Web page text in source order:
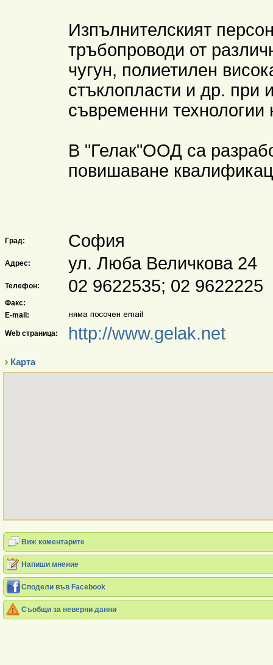
Изпълнителският
тръбопроводи от
чугун, полиетилен
стъклопласти и др. при
съвременни технологии
В "Гелак"ООД са
повишаване
Град: София
Адрес: ул. Люба Величкова 24
Телефон: 02 9622535; 02 9622225
Факс:
E-mail:
Web страница: http://www.gelak.net
Карта
Виж коментарите
Напиши мнение
Сподели във Facebook
Съобщи за неверни данни